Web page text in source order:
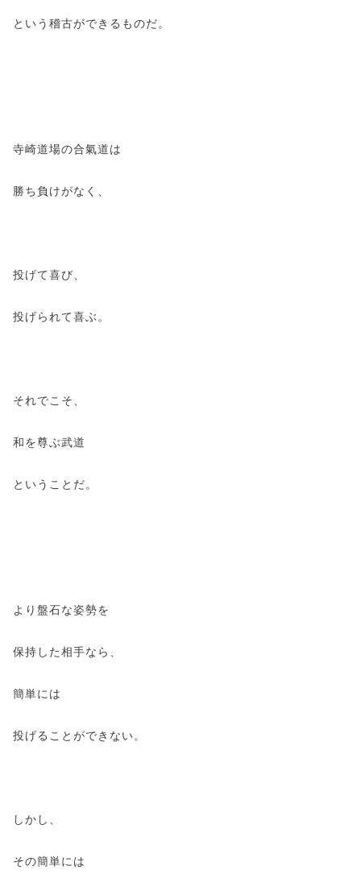
という稽古ができるものだ。
寺崎道場の合氣道は
勝ち負けがなく、
投げて喜び、
投げられて喜ぶ。
それでこそ、
和を尊ぶ武道
ということだ。
より盤石な姿勢を
保持した相手なら、
簡単には
投げることができない。
しかし、
その簡単には